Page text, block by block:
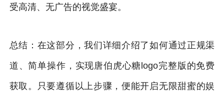
受高清、无广告的视觉盛宴。
总结：在这部分，我们详细介绍了如何通过正规渠
道、简单操作，实现唐伯虎心糖logo完整版的免费
获取。只要遵循以上步骤，便能开启无限甜蜜的娱